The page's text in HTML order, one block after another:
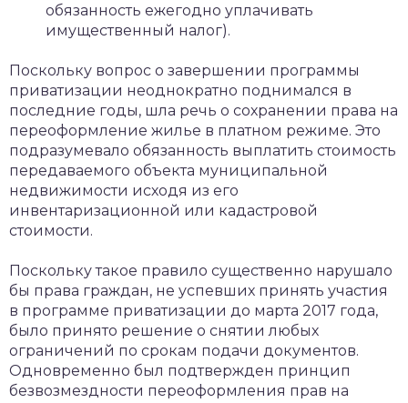
обязанность ежегодно уплачивать
имущественный налог).
Поскольку вопрос о завершении программы
приватизации неоднократно поднимался в
последние годы, шла речь о сохранении права на
переоформление жилье в платном режиме. Это
подразумевало обязанность выплатить стоимость
передаваемого объекта муниципальной
недвижимости исходя из его
инвентаризационной или кадастровой
стоимости.
Поскольку такое правило существенно нарушало
бы права граждан, не успевших принять участия
в программе приватизации до марта 2017 года,
было принято решение о снятии любых
ограничений по срокам подачи документов.
Одновременно был подтвержден принцип
безвозмездности переоформления прав на